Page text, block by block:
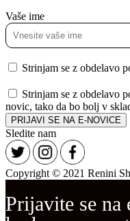
Vaše ime
Strinjam se z obdelavo
Strinjam se z obdelavo
novic, tako da bo bolj v
PRIJAVI SE NA E-NOVICE
Sledite nam
Copyright © 2021 Renini
Prijavite se na